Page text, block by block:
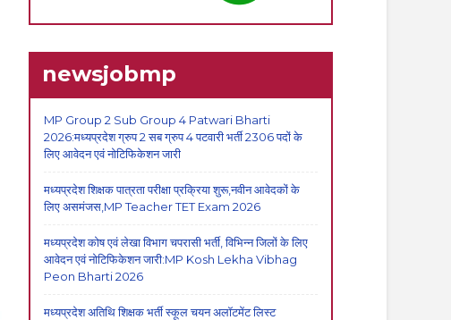
newsjobmp
MP Group 2 Sub Group 4 Patwari Bharti
2026:मध्यप्रदेश ग्रुप 2 सब ग्रुप 4 पटवारी भर्ती 2306 पदों के
लिए आवेदन एवं नोटिफिकेशन जारी
मध्यप्रदेश शिक्षक पात्रता परीक्षा प्रक्रिया शुरू,नवीन आवेदकों के
लिए असमंजस,MP Teacher TET Exam 2026
मध्यप्रदेश कोष एवं लेखा विभाग चपरासी भर्ती, विभिन्न जिलों के लिए
आवेदन एवं नोटिफिकेशन जारी:MP Kosh Lekha Vibhag
Peon Bharti 2026
मध्यप्रदेश अतिथि शिक्षक भर्ती स्कूल चयन अलॉटमेंट लिस्ट